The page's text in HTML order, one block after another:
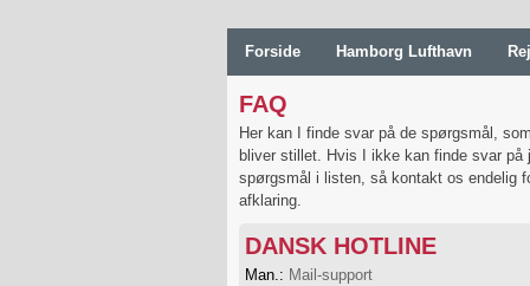
to
content
Forside Hamborg Lufthavn
FAQ
Her kan I finde svar på de spørgsmål,
bliver stillet. Hvis I ikke kan finde svar på
spørgsmål i listen, så kontakt os endelig
afklaring.
DANSK HOTLINE
Man.: Mail-support